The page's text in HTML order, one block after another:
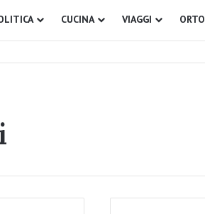
CUCINA VIAGGI ORTO